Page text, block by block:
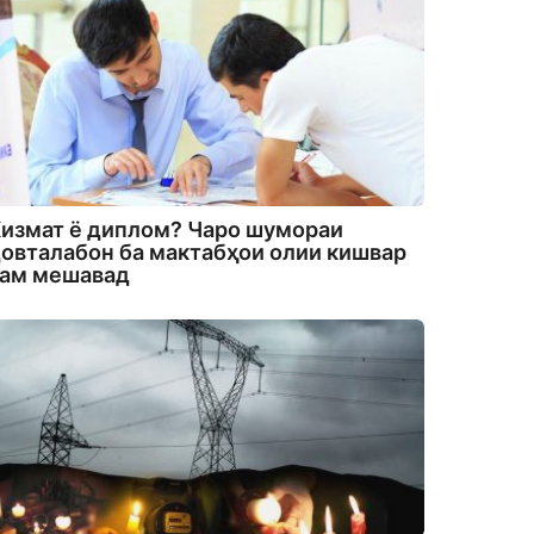
ё диплом? Чаро шумораи
ба мактабҳои олии кишвар
мешавад